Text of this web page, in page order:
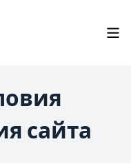
сайта